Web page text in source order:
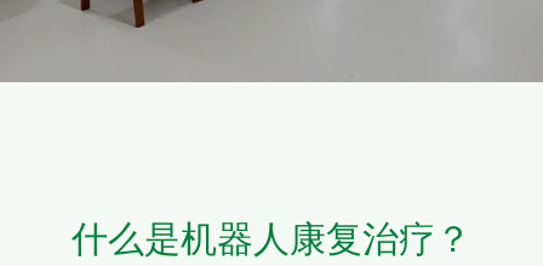
什么是机器人康复治疗？